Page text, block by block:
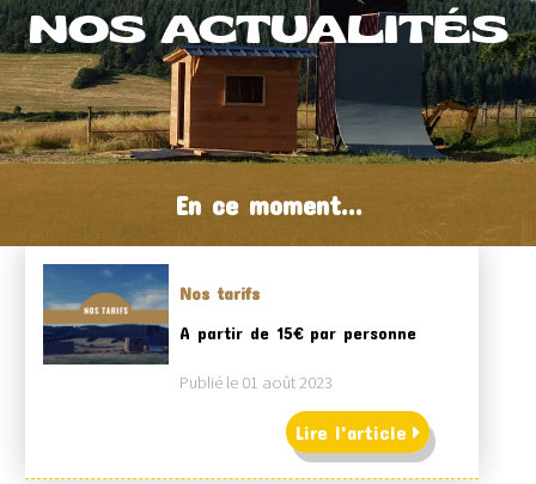
NOS ACTUALITÉS
En ce moment...
Nos tarifs
A partir de 15€ par personne
Publié le 01 août 2023
Lire l'article